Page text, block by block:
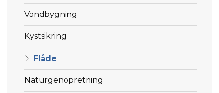
Vandbygning
Kystsikring
Flåde
Naturgenopretning